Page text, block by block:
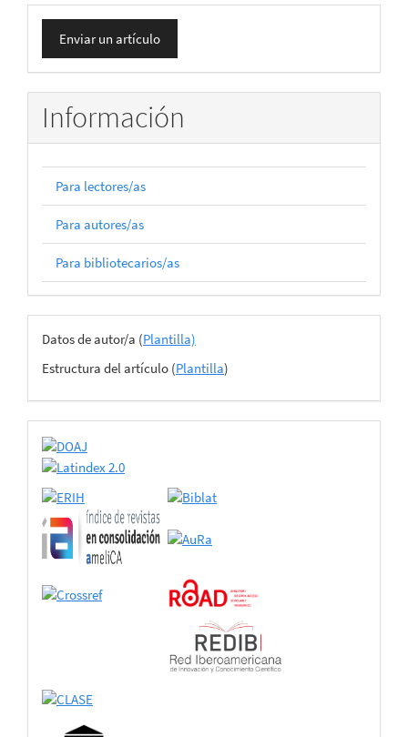
Enviar
un
artículo
Enviar un artículo
Información
Para lectores/as
Para autores/as
Para bibliotecarios/as
Archivos
del
envío
Datos de autor/a (Plantilla)
Estructura del artículo (Plantilla)
certificado
de
adhesión